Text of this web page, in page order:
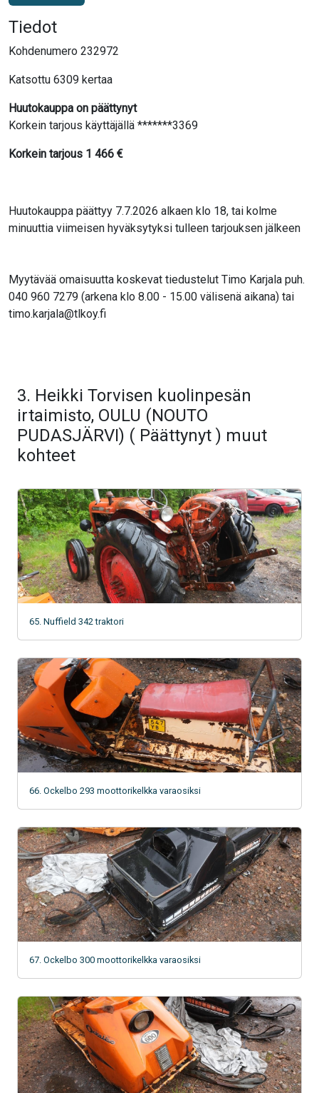
Tiedot
Kohdenumero 232972
Katsottu 6309 kertaa
Huutokauppa on päättynyt
Korkein tarjous käyttäjällä *******3369
Korkein tarjous 1 466 €
Huutokauppa päättyy 7.7.2026 alkaen klo 18, tai kolme
minuuttia viimeisen hyväksytyksi tulleen tarjouksen jälkeen
Myytävää omaisuutta koskevat tiedustelut Timo Karjala puh.
040 960 7279 (arkena klo 8.00 - 15.00 välisenä aikana) tai
timo.karjala@tlkoy.fi
3. Heikki Torvisen kuolinpesän
irtaimisto, OULU (NOUTO
PUDASJÄRVI) ( Päättynyt ) muut
kohteet
65. Nuffield 342 traktori
66. Ockelbo 293 moottorikelkka varaosiksi
67. Ockelbo 300 moottorikelkka varaosiksi